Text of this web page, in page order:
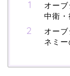
オー
中衛
オー
ネミ